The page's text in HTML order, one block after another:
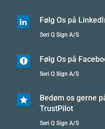
 Følg Os på
Seri Q Sign A/S
 Følg Os på
Seri Q Sign A/S

Bedøm os gerne
TrustPilot
Seri Q Sign A/S